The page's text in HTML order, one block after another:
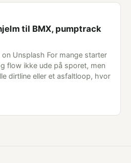
til BMX, pumptrack
Unsplash For mange starter
flow ikke ude på sporet, men
dirtline eller et asfaltloop, hvor